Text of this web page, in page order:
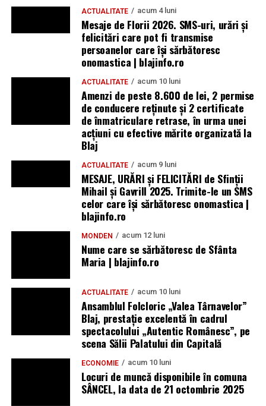
ACTUALITATE acum 4 luni
Mesaje de Florii 2026. SMS-uri, urări și
felicitări care pot fi transmise
persoanelor care îşi sărbătoresc
onomastica | blajinfo.ro
ACTUALITATE acum 10 luni
Amenzi de peste 8.600 de lei, 2 permise
de conducere reținute și 2 certificate
de înmatriculare retrase, în urma unei
acțiuni cu efective mărite organizată la
Blaj
ACTUALITATE acum 9 luni
MESAJE, URĂRI și FELICITĂRI de Sfinții
Mihail și Gavrill 2025. Trimite-le un SMS
celor care își sărbătoresc onomastica |
blajinfo.ro
MONDEN acum 12 luni
Nume care se sărbătoresc de Sfânta
Maria | blajinfo.ro
ACTUALITATE acum 10 luni
Ansamblul Folcloric „Valea Târnavelor”
Blaj, prestație excelentă în cadrul
spectacolului „Autentic Românesc”, pe
scena Sălii Palatului din Capitală
ECONOMIE acum 10 luni
Locuri de muncă disponibile în comuna
SÂNCEL, la data de 21 octombrie 2025